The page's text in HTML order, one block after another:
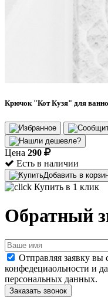
Крючок "Кот Кузя" для
Цена 290
Есть в наличии
Добавить в
Купить в 1 клик
Обратный
Отправляя заявку вы
конфедециаольности и
персональных данных.
Заказать звонок